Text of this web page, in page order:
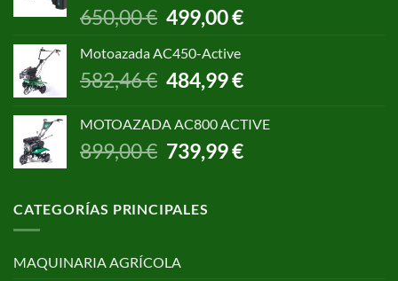
299,00 €.
250,00 €.
650,00€
El
precio
original
650,00 €.
499,00€El
precio
499,00 €.
Motoazada AC450-Active
582,46€
El
precio
era:
582,46 €.
484,99€El
precio
es:
484,99 €.
MOTOAZADA AC800 ACTIVE
899,00€ El
precio
era:
899,00 €.
739,99€El
precio
CATEGORÍAS PRINCIPALES
MAQUINARIA AGRÍCOLA